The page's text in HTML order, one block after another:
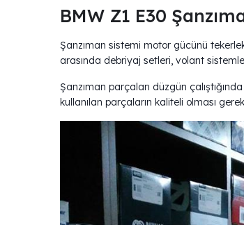
BMW Z1
Şanzıman sistemi motor gücünü
arasında debriyaj setleri, volant
Şanzıman parçaları düzgün
kullanılan parçaların kaliteli olması